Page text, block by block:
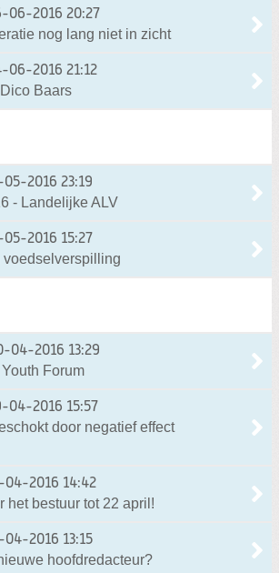
06-2016 20:27
nog lang niet in zicht
06-2016 21:12
Baars
05-2016 23:19
- Landelijke ALV
05-2016 15:27
voedselverspilling
04-2016 13:29
Forum
04-2016 15:57
door negatief effect
04-2016 14:42
het bestuur tot 22 april!
04-2016 13:15
hoofdredacteur?